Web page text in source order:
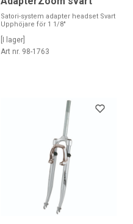
Satori-system adapter headset Svart
Upphöjare för 1 1/8"
[I lager]
Art nr. 98-1763